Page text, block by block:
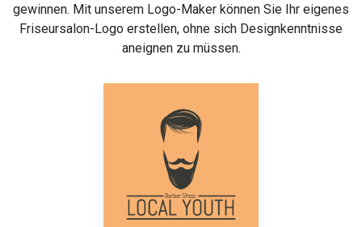
gewinnen. Mit unserem Logo-Maker können Sie Ihr eigenes
Friseursalon-Logo erstellen, ohne sich Designkenntnisse
aneignen zu müssen.